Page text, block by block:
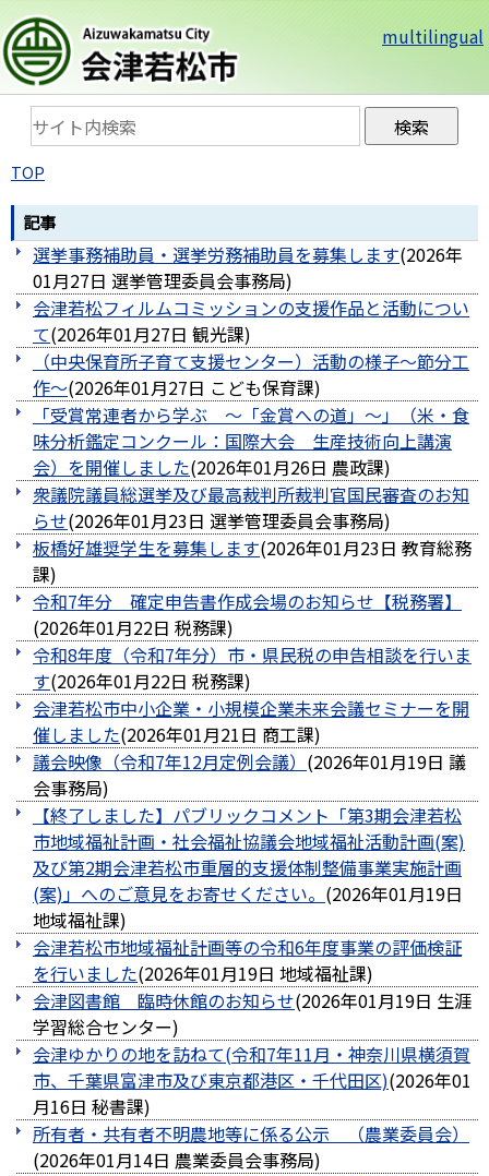
multilingual
TOP
記事
選挙事務補助員・選挙労務補助員を募集します(2026年
01月27日 選挙管理委員会事務局)
会津若松フィルムコミッションの支援作品と活動につい
て(2026年01月27日 観光課)
（中央保育所子育て支援センター）活動の様子～節分工
作～(2026年01月27日 こども保育課)
「受賞常連者から学ぶ ～「金賞への道」～」（米・食
味分析鑑定コンクール：国際大会 生産技術向上講演
会）を開催しました(2026年01月26日 農政課)
衆議院議員総選挙及び最高裁判所裁判官国民審査のお知
らせ(2026年01月23日 選挙管理委員会事務局)
板橋好雄奨学生を募集します(2026年01月23日 教育総務
課)
令和7年分 確定申告書作成会場のお知らせ【税務署】
(2026年01月22日 税務課)
令和8年度（令和7年分）市・県民税の申告相談を行いま
す(2026年01月22日 税務課)
会津若松市中小企業・小規模企業未来会議セミナーを開
催しました(2026年01月21日 商工課)
議会映像（令和7年12月定例会議） (2026年01月19日 議
会事務局)
【終了しました】パブリックコメント「第3期会津若松
市地域福祉計画・社会福祉協議会地域福祉活動計画(案)
及び第2期会津若松市重層的支援体制整備事業実施計画
(案)」へのご意見をお寄せください。 (2026年01月19日
地域福祉課)
会津若松市地域福祉計画等の令和6年度事業の評価検証
を行いました(2026年01月19日 地域福祉課)
会津図書館 臨時休館のお知らせ(2026年01月19日 生涯
学習総合センター)
会津ゆかりの地を訪ねて(令和7年11月・神奈川県横須賀
市、千葉県富津市及び東京都港区・千代田区)(2026年01
月16日 秘書課)
所有者・共有者不明農地等に係る公示 （農業委員会）
(2026年01月14日 農業委員会事務局)